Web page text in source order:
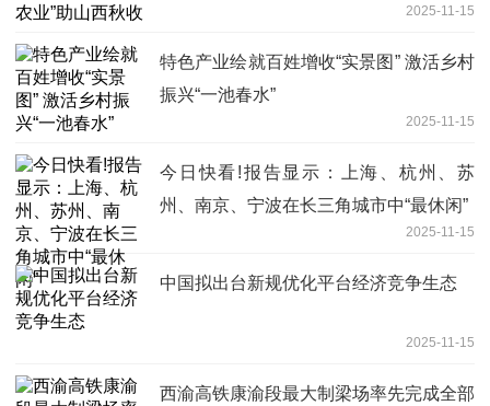
2025-11-15
特色产业绘就百姓增收“实景图” 激活乡村
振兴“一池春水”
2025-11-15
今日快看!报告显示：上海、杭州、苏
州、南京、宁波在长三角城市中“最休闲”
2025-11-15
中国拟出台新规优化平台经济竞争生态
2025-11-15
西渝高铁康渝段最大制梁场率先完成全部